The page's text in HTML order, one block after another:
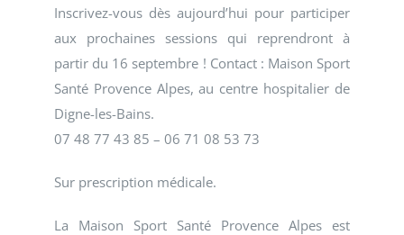
Inscrivez-vous dès aujourd’hui pour participer
aux prochaines sessions qui reprendront à
partir du 16 septembre ! Contact : Maison Sport
Santé Provence Alpes, au centre hospitalier de
Digne-les-Bains.
07 48 77 43 85 – 06 71 08 53 73
Sur prescription médicale.
La Maison Sport Santé Provence Alpes est